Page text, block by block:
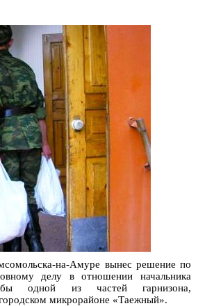
на-Амуре вынес решение по
делу в отношении начальника
одной из частей гарнизона,
микрорайоне «Таежный».